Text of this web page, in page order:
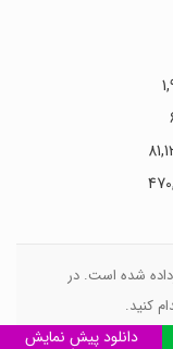
شده است. در
کنید.
کار اینترنتی، وبتینا
دانلود پیش نمایش